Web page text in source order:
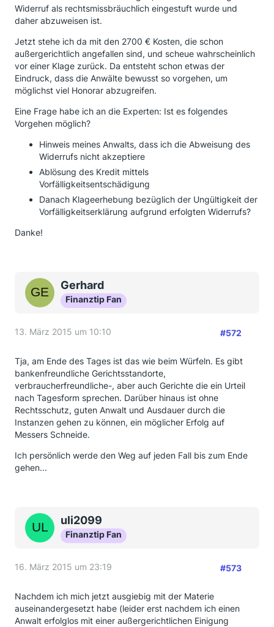
War der Ort die Bank und hatte die Bank vorab hierzu
ein Angebot erstellt, dann solle es wohl keine Rolle
ist? Für mich persönlich leider Böhmische Dörfer.
Anwalt "2" ist - so wie ich das Beurteile mit seinem
"außergerichtlichen" Latein wohl am Ende.
Ich bin zwischenzeitlich etwas verunsichert, da 2
unabhängige Fachanwälte sehr überzeugend die
muss, wie zurückgerudert wird.
Ich habe die Unterlagen zwischenzeitlich an
Maximum IUS gesendet. Auch hier die Zusage der
Übernahme meines Mandates.
die Kosten - 25 % des Erfolgs + Mwst. - beziehen sich
ja nur auf eine außergerichtliche Einigung.
Zu dieser ist jedoch die Bank nicht bereit. Im Falle
eines gerichtlichen Rechtsstreits ist das Honor
"Verhandlungssache".
Eine weitere - neutrale - Meinung würde ich zu
Widerruf als rechtsmissbräuchlich eingestuft wurde und
daher abzuweisen ist.
Jetzt stehe ich da mit den 2700 € Kosten, die schon
außergerichtlich angefallen sind, und scheue wahrscheinlich
vor einer Klage zurück. Da entsteht schon etwas der
Eindruck, dass die Anwälte bewusst so vorgehen, um
möglichst viel Honorar abzugreifen.
Eine Frage habe ich an die Experten: Ist es folgendes
Vorgehen möglich?
Hinweis meines Anwalts, dass ich die Abweisung des
Widerrufs nicht akzeptiere
Ablösung des Kredit mittels
Vorfälligkeitsentschädigung
Danach Klageerhebung bezüglich der Ungültigkeit der
Vorfälligkeitserklärung aufgrund erfolgten Widerrufs?
Danke!
Gerhard
Finanztip Fan
13. März 2015 um 10:10 #572
Tja, am Ende des Tages ist das wie beim Würfeln. Es gibt
bankenfreundliche Gerichtsstandorte,
verbraucherfreundliche-, aber auch Gerichte die ein Urteil
nach Tagesform sprechen. Darüber hinaus ist ohne
Rechtsschutz, guten Anwalt und Ausdauer durch die
Instanzen gehen zu können, ein möglicher Erfolg auf
Messers Schneide.
Ich persönlich werde den Weg auf jeden Fall bis zum Ende
gehen...
uli2099
Finanztip Fan
16. März 2015 um 23:19 #573
Nachdem ich mich jetzt ausgiebig mit der Materie
auseinandergesetzt habe (leider erst nachdem ich einen
Anwalt erfolglos mit einer außergerichtlichen Einigung